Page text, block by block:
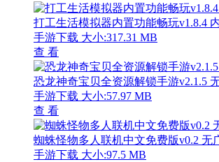
打工生活模拟器内置功能畅玩v1.8.4
手游下载 大小:317.31 MB
查 看
恐龙神奇宝贝全资源解锁手游v2.1.5
手游下载 大小:57.97 MB
查 看
蜘蛛怪物多人联机中文免费版v0.2 无
手游下载 大小:97.5 MB